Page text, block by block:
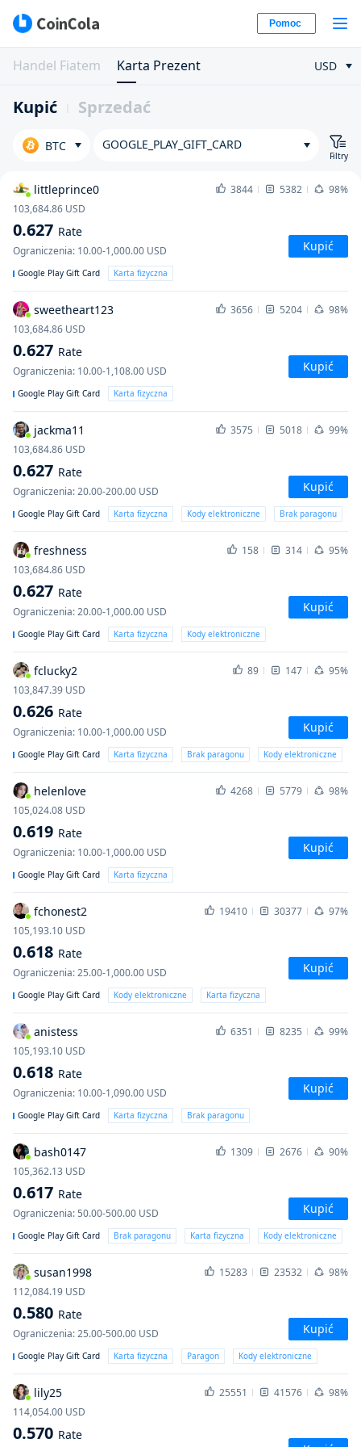
Pomoc
Handel Fiatem Karta Prezent USD
Kupić Sprzedać
BTC GOOGLE_PLAY_GIFT_CARD
Filtry
littleprince0 3844 5382
98%
103,684.86 USD
0.627 Rate
Ograniczenia: 10.00-1,000.00 USD Kupić
Google Play Gift Card Karta fizyczna
sweetheart123 3656 5204
98%
103,684.86 USD
0.627 Rate
Ograniczenia: 10.00-1,108.00 USD Kupić
Google Play Gift Card Karta fizyczna
jackma11 3575 5018
99%
103,684.86 USD
0.627 Rate
Ograniczenia:20.00-200.00 USD Kupić
Google Play Gift Card Karta fizyczna Kody elektroniczne Brak paragonu
freshness 158 314
95%
103,684.86 USD
0.627 Rate
Ograniczenia:20.00-1,000.00 USD Kupić
Google Play Gift Card Karta fizyczna Kody elektroniczne
fclucky2 89 147
95%
103,847.39 USD
0.626 Rate
Ograniczenia: 10.00-1,000.00 USD Kupić
Google Play Gift Card Karta fizyczna Brak paragonu Kody elektroniczne
helenlove 4268 5779
98%
105,024.08 USD
0.619 Rate
Ograniczenia: 10.00-1,000.00 USD Kupić
Google Play Gift Card Karta fizyczna
fchonest2 19410 30377
97%
105,193.10 USD
0.618 Rate
Ograniczenia:25.00-1,000.00 USD Kupić
Google Play Gift Card Kody elektroniczne Karta fizyczna
anistess 6351 8235
99%
105,193.10 USD
0.618 Rate
Ograniczenia: 10.00-1,090.00 USD Kupić
Google Play Gift Card Karta fizyczna Brak paragonu
bash0147 1309 2676
90%
105,362.13 USD
0.617 Rate
Ograniczenia:50.00-500.00 USD Kupić
Google Play Gift Card Brak paragonu Karta fizyczna Kody elektroniczne
susan1998 15283 23532
98%
112,084.19 USD
0.580 Rate
Ograniczenia:25.00-500.00 USD Kupić
Google Play Gift Card Karta fizyczna Paragon Kody elektroniczne
lily25 25551 41576
98%
114,054.00 USD
0.570 Rate